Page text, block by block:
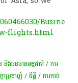
Busine
flights.html
និងធនធានធម្មជាតិ /ការ
ាប្រមាញ់ /ដីធ្លី /ការកាប់​